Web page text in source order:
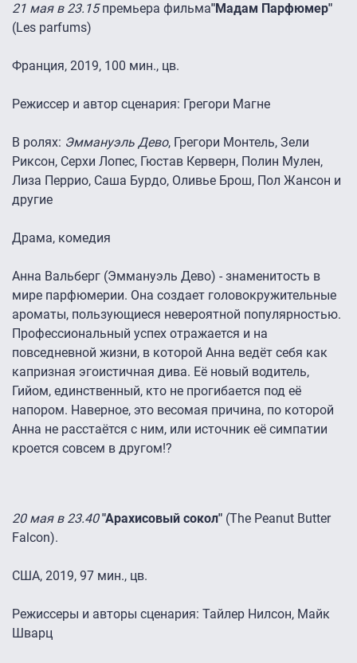
21 мая в 23.15премьера фильма"Мадам Парфюмер"
(Les parfums)
Франция, 2019, 100 мин., цв.
Режиссер и автор сценария: Грегори Магне
В ролях: Эммануэль Дево, Грегори Монтель, Зели
Риксон, Серхи Лопес, Гюстав Керверн, Полин Мулен,
Лиза Перрио, Саша Бурдо, Оливье Брош, Пол Жансон и
другие
Драма, комедия
Анна Вальберг (Эммануэль Дево) - знаменитость в
мире парфюмерии. Она создает головокружительные
ароматы, пользующиеся невероятной популярностью.
Профессиональный успех отражается и на
повседневной жизни, в которой Анна ведёт себя как
капризная эгоистичная дива. Её новый водитель,
Гийом, единственный, кто не прогибается под её
напором. Наверное, это весомая причина, по которой
Анна не расстаётся с ним, или источник её симпатии
кроется совсем в другом!?
20 мая в 23.40 "Арахисовый сокол" (The Peanut Butter
Falcon).
США, 2019, 97 мин., цв.
Режиссеры и авторы сценария: Тайлер Нилсон, Майк
Шварц